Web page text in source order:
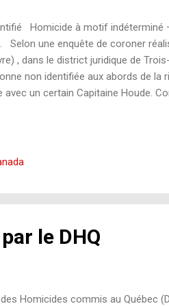
Homicide à motif
une enquête de coroner
, dans le district juridique de
non identifiée aux abords de la
un certain Capitaine Houde.
, le coroner a conclu qu’il
la jambe gauche coupée dans « la
le DHQ
Homicides commis au Québec